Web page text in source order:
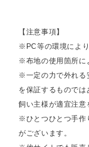
【注意事項】
※PC等の環境によ
※布地の使用箇所に
※一定の力で外れる
を保証するものでは
飼い主様が適宜注意
※ひとつひとつ手作
がございます。